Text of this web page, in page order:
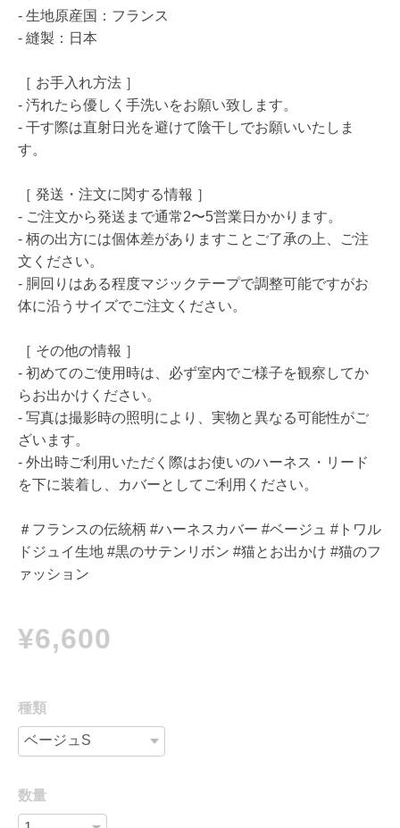
- 生地原産国：フランス
- 縫製：日本
［ お手入れ方法 ］
- 汚れたら優しく手洗いをお願い致します。
- 干す際は直射日光を避けて陰干しでお願いいたしま
す。
［ 発送・注文に関する情報 ］
- ご注文から発送まで通常2〜5営業日かかります。
- 柄の出方には個体差がありますことご了承の上、ご注
文ください。
- 胴回りはある程度マジックテープで調整可能ですがお
体に沿うサイズでご注文ください。
［ その他の情報 ］
- 初めてのご使用時は、必ず室内でご様子を観察してか
らお出かけください。
- 写真は撮影時の照明により、実物と異なる可能性がご
ざいます。
- 外出時ご利用いただく際はお使いのハーネス・リード
を下に装着し、カバーとしてご利用ください。
＃フランスの伝統柄 #ハーネスカバー #ベージュ #トワル
ドジュイ生地 #黒のサテンリボン #猫とお出かけ #猫のフ
ァッション
¥6,600
種類
数量